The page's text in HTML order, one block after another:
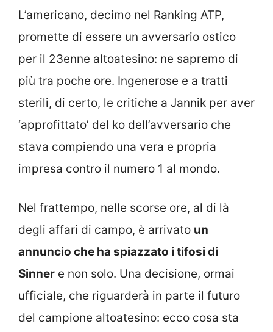
L’americano, decimo nel Ranking ATP,
promette di essere un avversario ostico
per il 23enne altoatesino: ne sapremo di
più tra poche ore. Ingenerose e a tratti
sterili, di certo, le critiche a Jannik per aver
‘approfittato’ del ko dell’avversario che
stava compiendo una vera e propria
impresa contro il numero 1 al mondo.
Nel frattempo, nelle scorse ore, al di là
degli affari di campo, è arrivato un
annuncio che ha spiazzato i tifosi di
Sinner e non solo. Una decisione, ormai
ufficiale, che riguarderà in parte il futuro
del campione altoatesino: ecco cosa sta